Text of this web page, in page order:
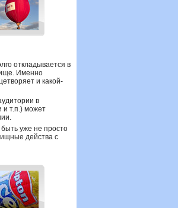
откладывается в
Именно
и какой-
в
и т.п.) может
уже не просто
действа с